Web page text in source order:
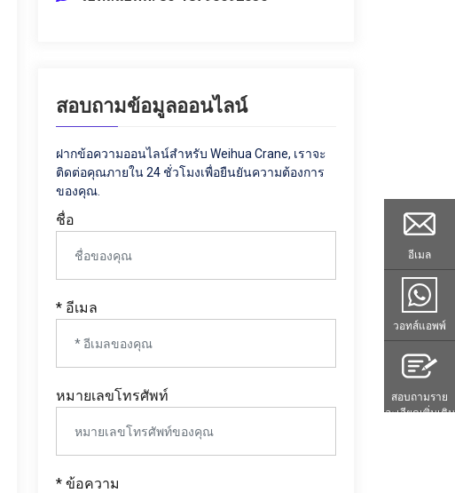
สอบถามข้อมูลออนไลน์
ฝากข้อความออนไลน์สำหรับ Weihua Crane, เราจะ
ติดต่อคุณภายใน 24 ชั่วโมงเพื่อยืนยันความต้องการ
ของคุณ.
ชื่อ
* อีเมล
หมายเลขโทรศัพท์
* ข้อความ
อีเมล
วอทส์แอพพ์
สอบถามราย
ละเอียดเพิ่มเติม